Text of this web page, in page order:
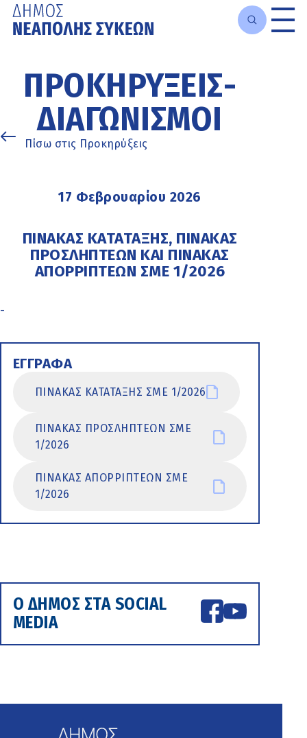
κυρίως
περιεχόμενο
ΠΡΟΚΗΡΎΞΕΙΣ-
ΔΙΑΓΩΝΙΣΜΟΊ
Πίσω στις Προκηρύξεις
17 Φεβρουαρίου 2026
ΠΙΝΑΚΑΣ ΚΑΤΑΤΑΞΗΣ, ΠΙΝΑΚΑΣ
ΠΡΟΣΛΗΠΤΕΩΝ ΚΑΙ ΠΙΝΑΚΑΣ
ΑΠΟΡΡΙΠΤΕΩΝ ΣΜΕ 1/2026
-
ΕΓΓΡΑΦΑ
ΠΙΝΑΚΑΣ ΚΑΤΑΤΑΞΗΣ ΣΜΕ 1/2026
ΠΙΝΑΚΑΣ ΠΡΟΣΛΗΠΤΕΩΝ ΣΜΕ
1/2026
ΠΙΝΑΚΑΣ ΑΠΟΡΡΙΠΤΕΩΝ ΣΜΕ
1/2026
Ο ΔΗΜΟΣ ΣΤΑ SOCIAL
MEDIA